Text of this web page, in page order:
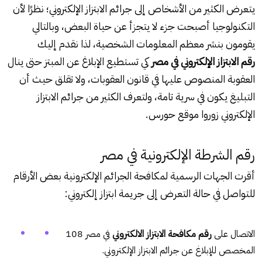
يتعرض الكثير من الأشخاص إلى جرائم الابتزاز الإلكتروني؛ نظرًا لأن
التكنولوجيا أصبحت جزء لا يتجزأ عن حياة البعض، وبالتالي
يقومون بنشر معظم المعلومات الشخصية، لذا نقدم إليك
رقم الابتزاز الإلكتروني في مصركي تستطيع الإبلاغ عن المبتز حتى ينال
العقوبة المنصوص عليها في قانون العقوبات، ولا تقلق حيث أن
التبليغ يكون في سرية تامة، ولتعرف الكثير من جرائم الابتزاز
الإلكتروني زوروا موقع حورس.
رقم الشرطة الإلكترونية في مصر
أقرت الجهات الرسمية لمكافحة الجرائم الإلكترونية بعض الأرقام
للتواصل في حالة التعرض إلى جريمة ابتزاز إلكتروني:
الاتصال علىرقم مكافحة الابتزاز الالكتروني
في مصر 108
المخصص للإبلاغ عن جرائم الابتزاز الإلكتروني.